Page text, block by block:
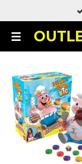
naar
de